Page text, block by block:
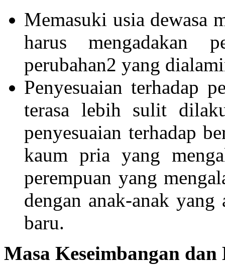
Memasuki usia dewasa
harus mengadakan
perubahan2 yang
Penyesuaian terhadap
terasa lebih sulit
penyesuaian terhadap
kaum pria yang
perempuan yang
dengan anak-anak
baru.
Masa Keseimbangan